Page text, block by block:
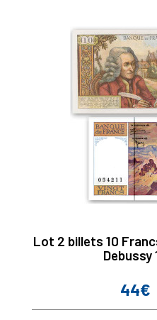
Lot 2 billets 10
Debussy
Prix
44€